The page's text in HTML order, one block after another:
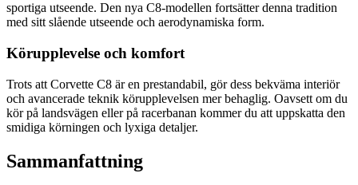
sportiga utseende. Den nya C8-modellen fortsätter denna tradition
med sitt slående utseende och aerodynamiska form.
Körupplevelse och komfort
Trots att Corvette C8 är en prestandabil, gör dess bekväma interiör
och avancerade teknik körupplevelsen mer behaglig. Oavsett om du
kör på landsvägen eller på racerbanan kommer du att uppskatta den
smidiga körningen och lyxiga detaljer.
Sammanfattning